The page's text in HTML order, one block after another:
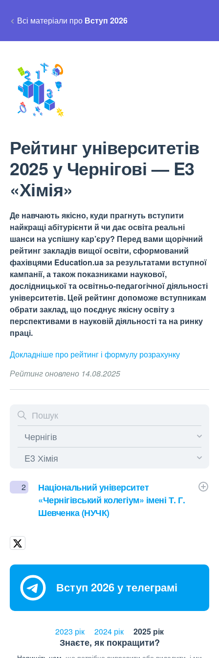
Всі матеріали про Вступ 2026
Рейтинг університетів
2025 у Чернігові — E3
«Хімія»
Де навчають якісно, куди прагнуть вступити
найкращі абітурієнти й чи дає освіта реальні
шанси на успішну кар’єру? Перед вами щорічний
рейтинг закладів вищої освіти, сформований
фахівцями Education.ua за результатами вступної
кампанії, а також показниками наукової,
дослідницької та освітньо-педагогічної діяльності
університетів. Цей рейтинг допоможе вступникам
обрати заклад, що поєднує якісну освіту з
перспективами в науковій діяльності та на ринку
праці.
Докладніше про рейтинг і формулу розрахунку
Рейтинг оновлено 14.08.2025
2
Національний університет
«Чернігівський колегіум» імені Т. Г.
Шевченка (НУЧК)
Вступ 2026 у телеграмі
2023 рік 2024 рік 2025 рік
Знаєте, як покращити?